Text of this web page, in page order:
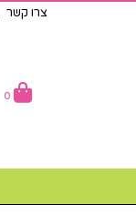
צרו קשר
0